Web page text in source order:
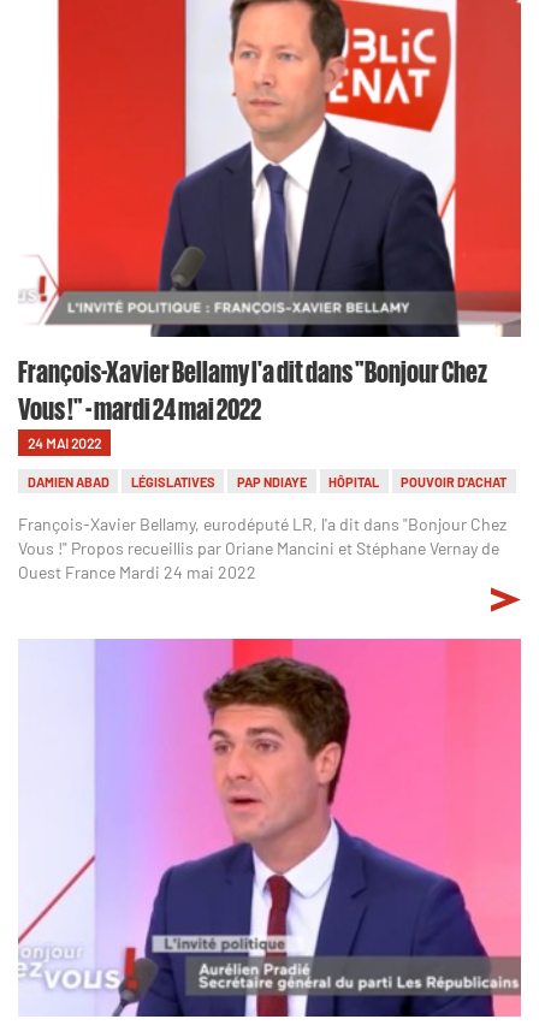
François-Xavier Bellamy l'a dit dans "Bonjour Chez
Vous !" - mardi 24 mai 2022
24 MAI 2022
DAMIEN ABAD LÉGISLATIVES PAP NDIAYE HÔPITAL POUVOIR D'ACHAT
François-Xavier Bellamy, eurodéputé LR, l'a dit dans "Bonjour Chez
Vous !" Propos recueillis par Oriane Mancini et Stéphane Vernay de
Ouest France Mardi 24 mai 2022